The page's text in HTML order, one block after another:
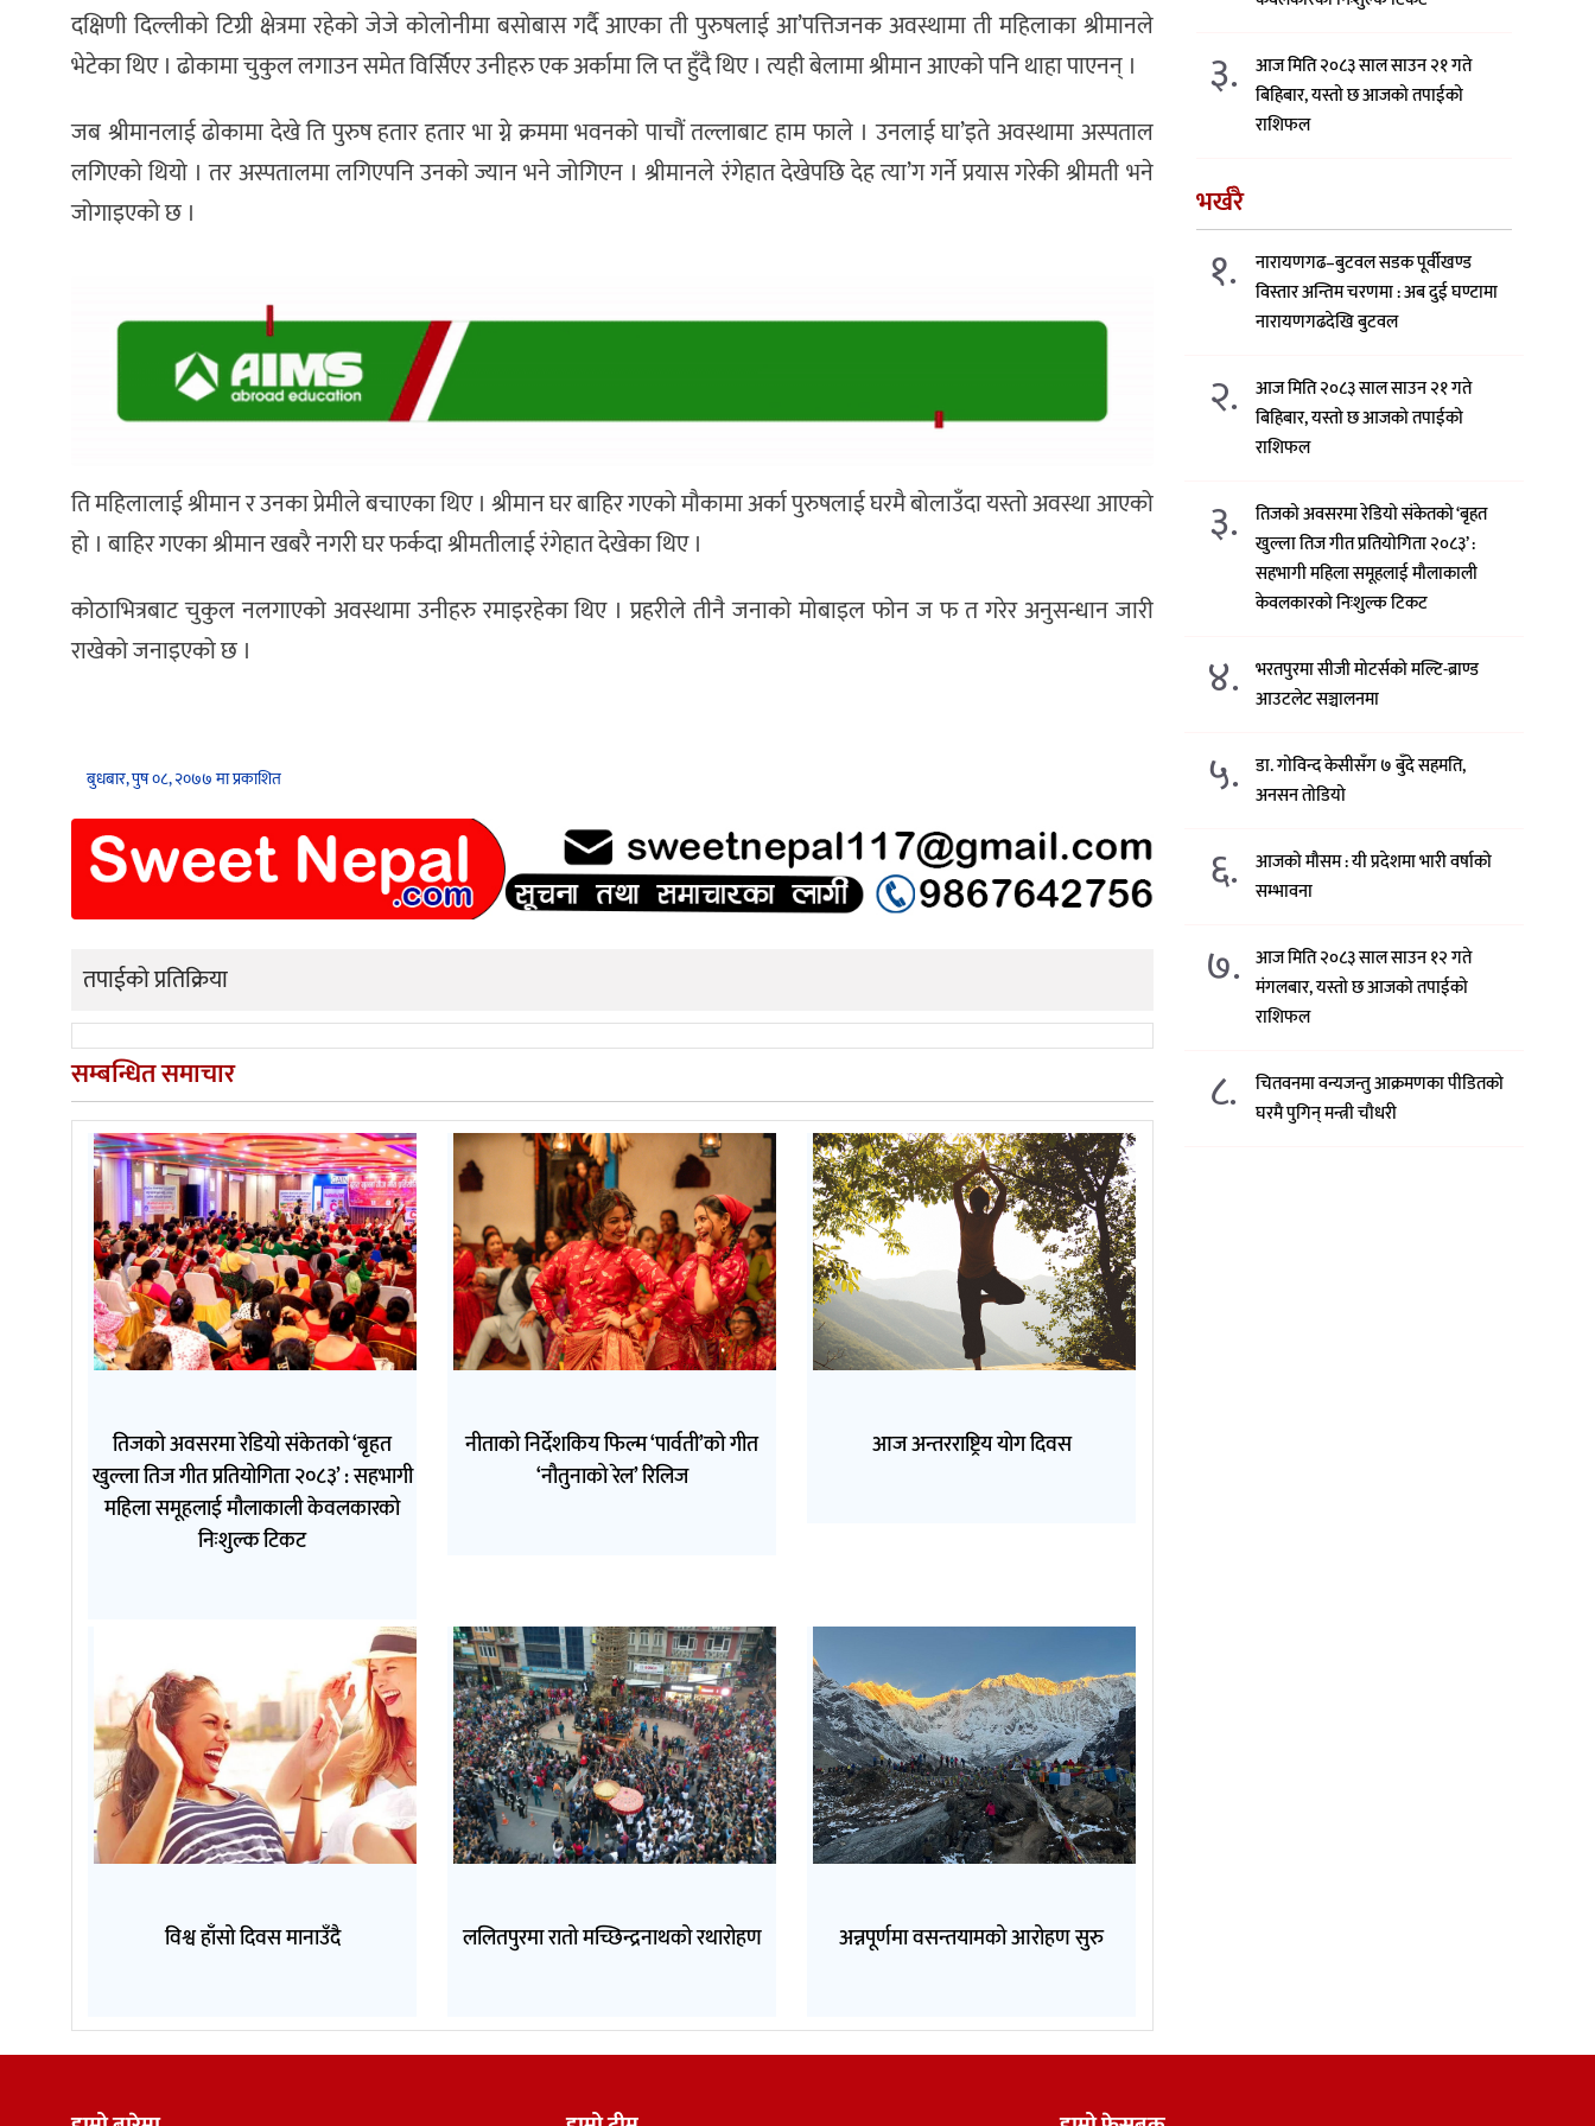
दक्षिणी दिल्लीको टिग्री क्षेत्रमा रहेको जेजे कोलोनीमा बसोबास गर्दै आएका ती पुरुषलाई आ’पत्तिजनक अवस्थामा ती महिलाका श्रीमानले
भेटेका थिए । ढोकामा चुकुल लगाउन समेत विर्सिएर उनीहरु एक अर्कामा लि प्त हुँदै थिए । त्यही बेलामा श्रीमान आएको पनि थाहा पाएनन् ।
जब श्रीमानलाई ढोकामा देखे ति पुरुष हतार हतार भा ग्ने क्रममा भवनको पाचौं तल्लाबाट हाम फाले । उनलाई घा’इते अवस्थामा अस्पताल
लगिएको थियो । तर अस्पतालमा लगिएपनि उनको ज्यान भने जोगिएन । श्रीमानले रंगेहात देखेपछि देह त्या’ग गर्ने प्रयास गरेकी श्रीमती भने
जोगाइएको छ ।
ति महिलालाई श्रीमान र उनका प्रेमीले बचाएका थिए । श्रीमान घर बाहिर गएको मौकामा अर्का पुरुषलाई घरमै बोलाउँदा यस्तो अवस्था आएको
हो । बाहिर गएका श्रीमान खबरै नगरी घर फर्कदा श्रीमतीलाई रंगेहात देखेका थिए ।
कोठाभित्रबाट चुकुल नलगाएको अवस्थामा उनीहरु रमाइरहेका थिए । प्रहरीले तीनै जनाको मोबाइल फोन ज फ त गरेर अनुसन्धान जारी
राखेको जनाइएको छ ।
बुधबार, पुष ०८, २०७७ मा प्रकाशित
तपाईको प्रतिक्रिया
सम्बन्धित समाचार
तिजको अवसरमा रेडियो संकेतको ‘बृहत
खुल्ला तिज गीत प्रतियोगिता २०८३’ : सहभागी
महिला समूहलाई मौलाकाली केवलकारको
निःशुल्क टिकट
नीताको निर्देशकिय फिल्म ‘पार्वती’को गीत
‘नौतुनाको रेल’ रिलिज
आज अन्तरराष्ट्रिय योग दिवस
विश्व हाँसो दिवस मानाउँदै ललितपुरमा रातो मच्छिन्द्रनाथको रथारोहण अन्नपूर्णमा वसन्तयामको आरोहण सुरु
३.
आज मिति २०८३ साल साउन २१ गते
बिहिबार, यस्तो छ आजको तपाईको
राशिफल
भर्खरै
१.
नारायणगढ–बुटवल सडक पूर्वीखण्ड
विस्तार अन्तिम चरणमा : अब दुई घण्टामा
नारायणगढदेखि बुटवल
२.
आज मिति २०८३ साल साउन २१ गते
बिहिबार, यस्तो छ आजको तपाईको
राशिफल
३.
तिजको अवसरमा रेडियो संकेतको ‘बृहत
खुल्ला तिज गीत प्रतियोगिता २०८३’ :
सहभागी महिला समूहलाई मौलाकाली
केवलकारको निःशुल्क टिकट
४.
भरतपुरमा सीजी मोटर्सको मल्टि-ब्राण्ड
आउटलेट सञ्चालनमा
५.
डा. गोविन्द केसीसँग ७ बुँदे सहमति,
अनसन तोडियो
६.
आजको मौसम : यी प्रदेशमा भारी वर्षाको
सम्भावना
७. आज मिति २०८३ साल साउन १२ गते
मंगलबार, यस्तो छ आजको तपाईको
राशिफल
८.
चितवनमा वन्यजन्तु आक्रमणका पीडितको
घरमै पुगिन् मन्त्री चौधरी